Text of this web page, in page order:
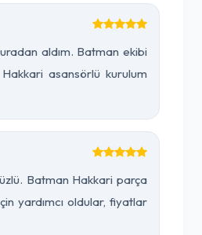
aldım. Batman ekibi
asansörlü kurulum
Batman Hakkari parça
yardımcı oldular, fiyatlar